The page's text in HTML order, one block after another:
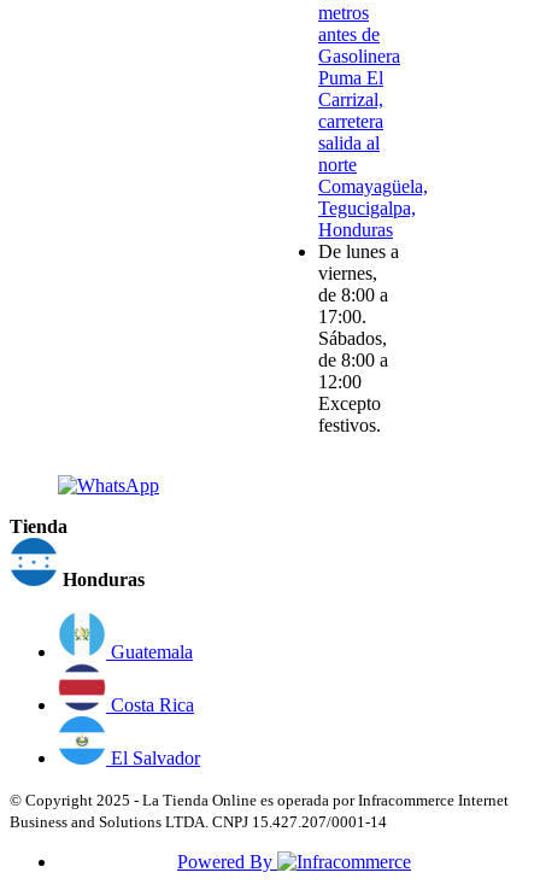
metros
antes de
Gasolinera
Puma El
Carrizal,
carretera
salida al
norte
Comayagüela,
Tegucigalpa,
Honduras
De lunes a
viernes,
de 8:00 a
17:00.
Sábados,
de 8:00 a
12:00
Excepto
festivos.
Tienda
Honduras
Guatemala
Costa Rica
El Salvador
© Copyright 2025 - La Tienda Online es operada por Infracommerce Internet
Business and Solutions LTDA. CNPJ 15.427.207/0001-14
Powered By